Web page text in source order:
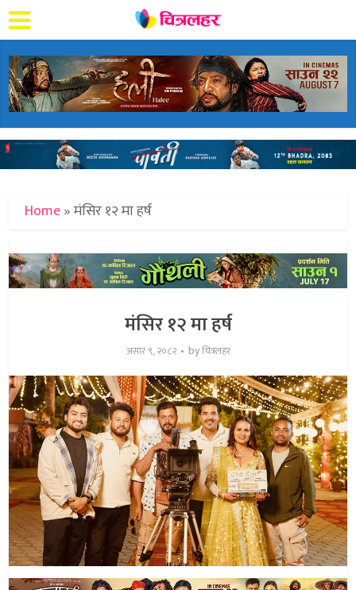
Home»मंसिर १२ मा हर्ष
मंसिर १२ मा हर्ष
असार ९, २०८२ byचित्रलहर